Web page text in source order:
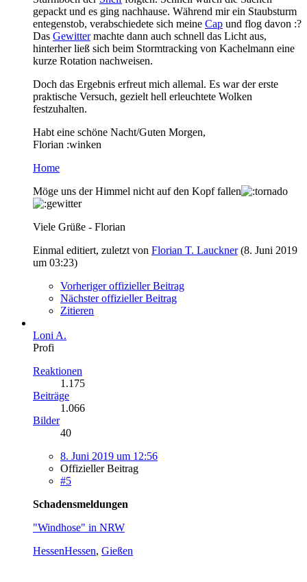
gepackt und es ging nachhause. Während mir ein Staubsturm
entegenstob, verabschiedete sich meine Cap und flog davon :?
Das Gewittermachte dann auch schnell das Licht aus,
hinterher ließ sich beim Stormtracking von Kachelmann eine
kurze Rotation nachweisen.
Doch das Ergebnis erfreut mich allemal. Es war der erste
praktische Versuch, gezielt hell erleuchtete Wolken
festzuhalten.
Habt eine schöne Nacht/Guten Morgen,
Florian :winken
Home
Möge uns der Himmel nicht auf den Kopf fallen
Viele Grüße - Florian
Einmal editiert, zuletzt von Florian T. Lauckner(8. Juni 2019
um 03:23)
Vorheriger offizieller Beitrag
Nächster offizieller Beitrag
Zitieren
Loni A.
Profi
Reaktionen
1.175
Beiträge
1.066
Bilder
40
8. Juni 2019 um 12:56
Offizieller Beitrag
#5
Schadensmeldungen
"Windhose" in NRW
HessenHessen, Gießen